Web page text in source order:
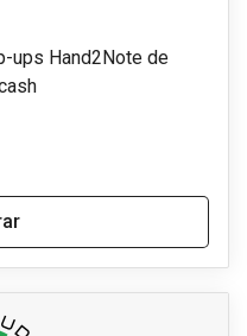
ups Hand2Note de